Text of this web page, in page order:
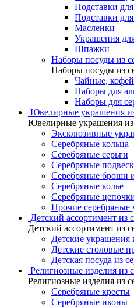
Подставки
Подставки
Масленки
Украшения
Шпажки
Наборы посуды из
Наборы посуды из
Чайные,
Наборы для
Наборы для
Ювелирные украшения из
Ювелирные украшения из
Эксклюзивные
Серебряные кольца
Серебряные серьги
Серебряные
Серебряные броши
Серебряные колье
Серебряные
Прочие серебряные
Детский ассортимент из
Детский ассортимент из
Детские украшения
Детские столовые
Детская посуда из
Религиозные изделия из
Религиозные изделия из
Серебряные кресты
Серебряные иконы